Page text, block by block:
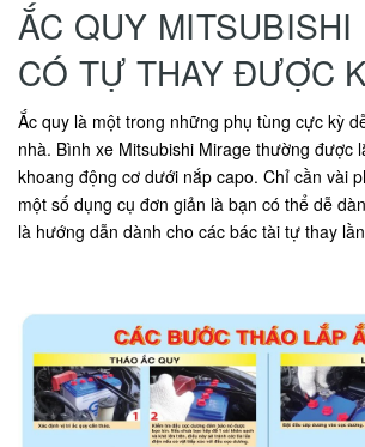
ẮC QUY MITSUBISHI
CÓ TỰ THAY ĐƯỢC
Ắc quy là một trong những phụ tùng cực kỳ
nhà. Bình xe Mitsubishi Mirage thường được
khoang động cơ dưới nắp capo. Chỉ cần vài
một số dụng cụ đơn giản là bạn có thể dễ
là hướng dẫn dành cho các bác tài tự thay